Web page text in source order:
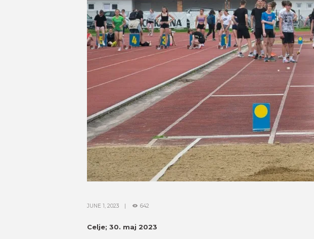
JUNE 1, 2023 642
Celje; 30. maj 2023